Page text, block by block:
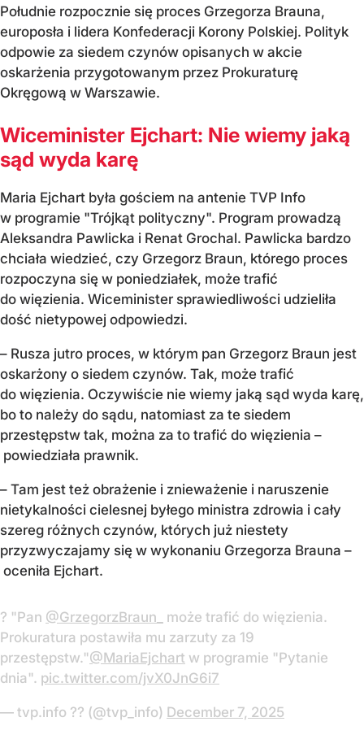
Południe rozpocznie się proces Grzegorza Brauna,
europosła i lidera Konfederacji Korony Polskiej. Polityk
odpowie za siedem czynów opisanych w akcie
oskarżenia przygotowanym przez Prokuraturę
Okręgową w Warszawie.
Wiceminister Ejchart: Nie wiemy jaką
sąd wyda karę
Maria Ejchart była gościem na antenie TVP Info
w programie "Trójkąt polityczny". Program prowadzą
Aleksandra Pawlicka i Renat Grochal. Pawlicka bardzo
chciała wiedzieć, czy Grzegorz Braun, którego proces
rozpoczyna się w poniedziałek, może trafić
do więzienia. Wiceminister sprawiedliwości udzieliła
dość nietypowej odpowiedzi.
– Rusza jutro proces, w którym pan Grzegorz Braun jest
oskarżony o siedem czynów. Tak, może trafić
do więzienia. Oczywiście nie wiemy jaką sąd wyda karę,
bo to należy do sądu, natomiast za te siedem
przestępstw tak, można za to trafić do więzienia –
powiedziała prawnik.
– Tam jest też obrażenie i znieważenie i naruszenie
nietykalności cielesnej byłego ministra zdrowia i cały
szereg różnych czynów, których już niestety
przyzwyczajamy się w wykonaniu Grzegorza Brauna –
oceniła Ejchart.
? "Pan @GrzegorzBraun_
może trafić do więzienia.
Prokuratura postawiła mu zarzuty za 19
przestępstw."@MariaEjchart w programie "Pytanie
dnia". pic.twitter.com/jvX0JnG6i7
— tvp.info ?? (@tvp_info) December 7, 2025